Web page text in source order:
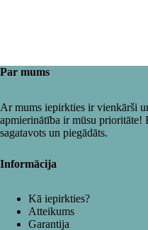
Par mums
Ar mums iepirkties ir vienkārši
apmierinātība ir mūsu prioritāte!
sagatavots un piegādāts.
Informācija
Kā iepirkties?
Atteikums
Garantija